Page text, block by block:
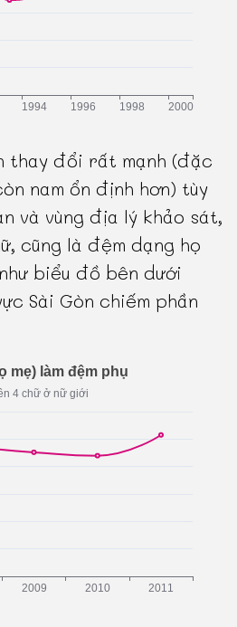
thay đổi rất mạnh (đặc
nam ổn định hơn) tùy
và vùng địa lý khảo sát,
cũng là đệm dạng họ
biểu đồ bên dưới
Sài Gòn chiếm phần